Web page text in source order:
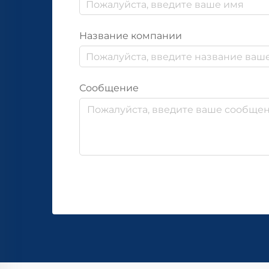
Название компании
Сообщение